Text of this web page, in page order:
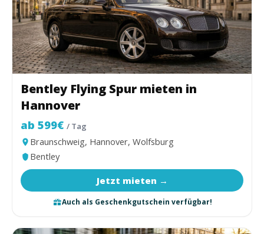
Bentley Flying Spur mieten in
Hannover
ab 599€ / Tag
Braunschweig, Hannover, Wolfsburg
Bentley
Jetzt mieten →
Auch als Geschenkgutschein verfügbar!